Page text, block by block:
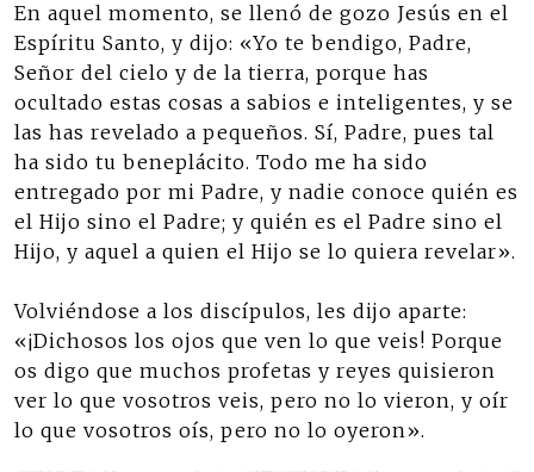
En aquel momento, se llenó de gozo Jesús en el
Espíritu Santo, y dijo: «Yo te bendigo, Padre,
Señor del cielo y de la tierra, porque has
ocultado estas cosas a sabios e inteligentes, y se
las has revelado a pequeños. Sí, Padre, pues tal
ha sido tu beneplácito. Todo me ha sido
entregado por mi Padre, y nadie conoce quién es
el Hijo sino el Padre; y quién es el Padre sino el
Hijo, y aquel a quien el Hijo se lo quiera revelar».
Volviéndose a los discípulos, les dijo aparte:
«¡Dichosos los ojos que ven lo que veis! Porque
os digo que muchos profetas y reyes quisieron
ver lo que vosotros veis, pero no lo vieron, y oír
lo que vosotros oís, pero no lo oyeron».